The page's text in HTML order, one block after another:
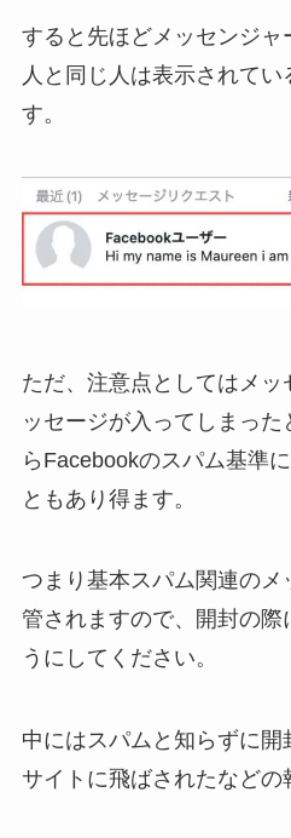
すると先ほどメッセンジャ
人と同じ人は表示されてい
す。
ただ、注意点としてはメッ
ッセージが入ってしまっ
らFacebookのスパム基準
ともあり得ます。
つまり基本スパム関連のメ
管されますので、開封の際
うにしてください。
中にはスパムと知らずに
サイトに飛ばされたなどの